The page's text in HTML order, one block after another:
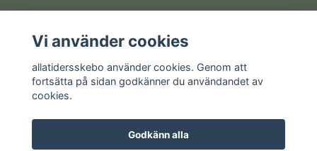
Sociala medier
Vi använder cookies
allatidersskebo använder cookies. Genom att
fortsätta på sidan godkänner du användandet av
cookies.
Godkänn alla